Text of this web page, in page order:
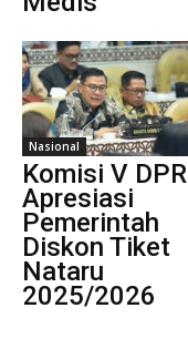
Nasional
Komisi V DPR
Apresiasi
Pemerintah
Diskon Tiket
Nataru
2025/2026